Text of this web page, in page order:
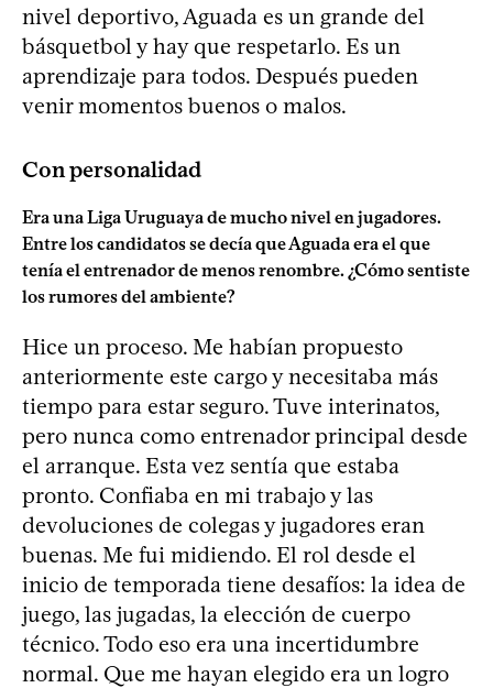
nivel deportivo, Aguada es un grande del
básquetbol y hay que respetarlo. Es un
aprendizaje para todos. Después pueden
venir momentos buenos o malos.
Con personalidad
Era una Liga Uruguaya de mucho nivel en jugadores.
Entre los candidatos se decía que Aguada era el que
tenía el entrenador de menos renombre. ¿Cómo sentiste
los rumores del ambiente?
Hice un proceso. Me habían propuesto
anteriormente este cargo y necesitaba más
tiempo para estar seguro. Tuve interinatos,
pero nunca como entrenador principal desde
el arranque. Esta vez sentía que estaba
pronto. Confiaba en mi trabajo y las
devoluciones de colegas y jugadores eran
buenas. Me fui midiendo. El rol desde el
inicio de temporada tiene desafíos: la idea de
juego, las jugadas, la elección de cuerpo
técnico. Todo eso era una incertidumbre
normal. Que me hayan elegido era un logro